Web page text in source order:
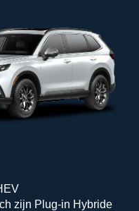
zijn Plug-in Hybride